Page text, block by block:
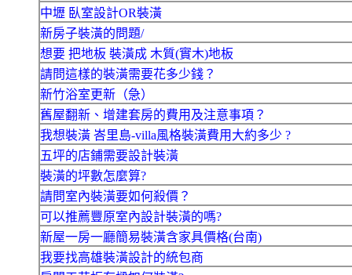
中壢 臥室設計OR裝潢
新房子裝潢的問題/
想要 把地板 裝潢成 木質(實木)地板
請問這樣的裝潢需要花多少錢？
新竹浴室更新（急）
舊屋翻新、增建套房的費用及注意事項？
我想裝潢 峇里島-villa風格裝潢費用大約多少 ?
五坪的店鋪需要設計裝潢
裝潢的坪數怎麼算?
請問室內裝潢要如何殺價？
可以推薦豐原室內設計裝潢的嗎?
新屋一房一廳簡易裝潢含家具價格(台南)
我要找高雄裝潢設計的統包商